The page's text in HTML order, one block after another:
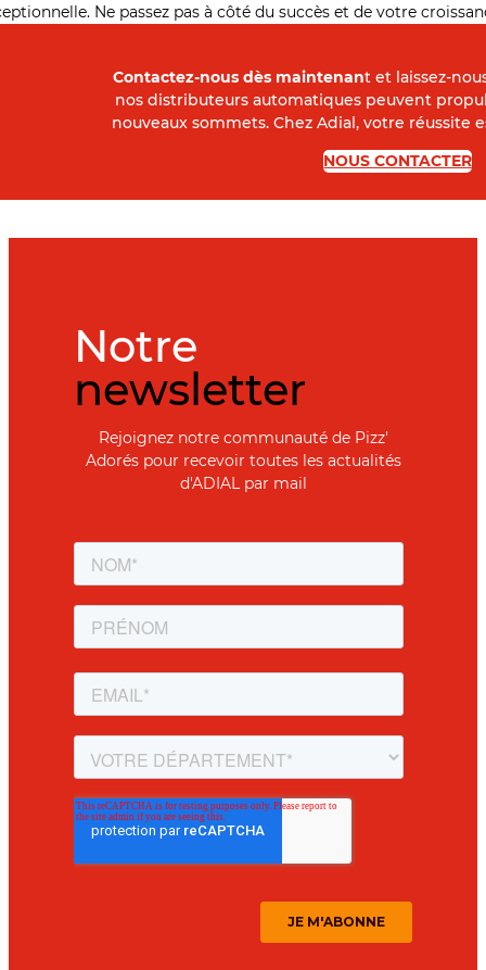
Ne passez pas à côté du succès et de votre
Contactez-nous dès maintenant et laissez-
nos distributeurs automatiques peuvent
nouveaux sommets. Chez Adial, votre réussite
NOUS CONTACTER
Notre
newsletter
Rejoignez notre communauté de Pizz'
Adorés pour recevoir toutes les actualités
d'ADIAL par mail